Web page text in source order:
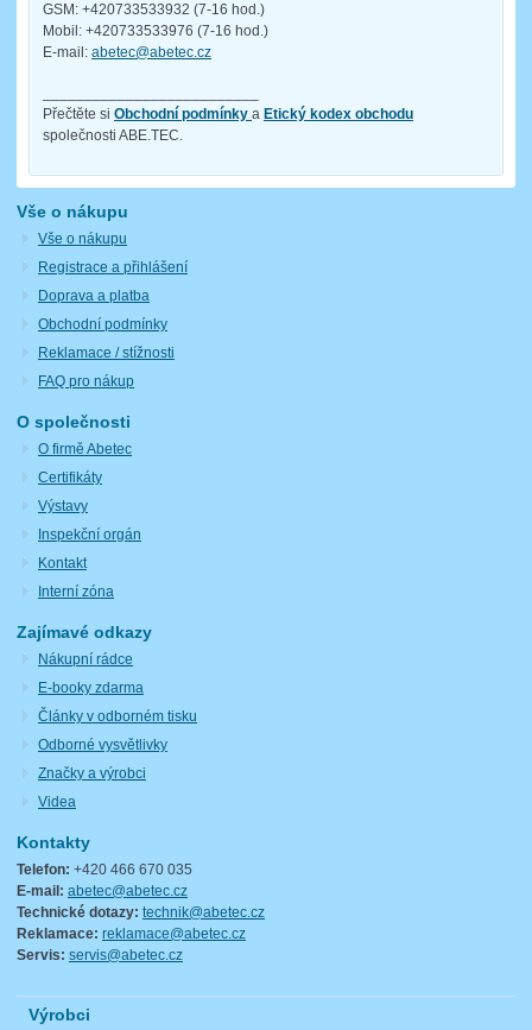
GSM: +420733533932 (7-16 hod.)
Mobil: +420733533976 (7-16 hod.)
E-mail: abetec@abetec.cz
Přečtěte si Obchodní podmínky a Etický kodex obchodu
společnosti ABE.TEC.
Vše o nákupu
Vše o nákupu
Registrace a přihlášení
Doprava a platba
Obchodní podmínky
Reklamace / stížnosti
FAQ pro nákup
O společnosti
O firmě Abetec
Certifikáty
Výstavy
Inspekční orgán
Kontakt
Interní zóna
Zajímavé odkazy
Nákupní rádce
E-booky zdarma
Články v odborném tisku
Odborné vysvětlivky
Značky a výrobci
Videa
Kontakty
Telefon: +420 466 670 035
E-mail: abetec@abetec.cz
Technické dotazy: technik@abetec.cz
Reklamace: reklamace@abetec.cz
Servis: servis@abetec.cz
Výrobci